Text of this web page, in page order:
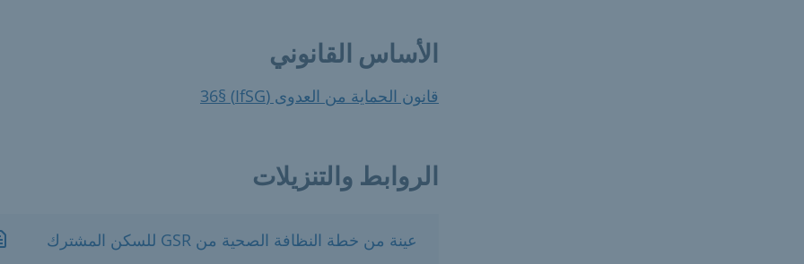
الأساس القانوني
قانون الحماية من العدوى (IfSG) §36
الروابط والتنزيلات
عينة من خطة النظافة الصحية من GSR للسكن المشترك